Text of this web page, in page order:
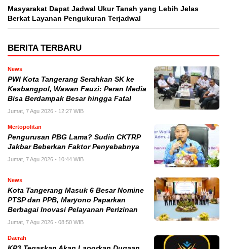
Masyarakat Dapat Jadwal Ukur Tanah yang Lebih Jelas
Berkat Layanan Pengukuran Terjadwal
BERITA TERBARU
News
PWI Kota Tangerang Serahkan SK ke
Kesbangpol, Wawan Fauzi: Peran Media
Bisa Berdampak Besar hingga Fatal
Jumat, 7 Agu 2026 - 12:27 WIB
Mertopolitan
Pengurusan PBG Lama? Sudin CKTRP
Jakbar Beberkan Faktor Penyebabnya
Jumat, 7 Agu 2026 - 10:44 WIB
News
Kota Tangerang Masuk 6 Besar Nomine
PTSP dan PPB, Maryono Paparkan
Berbagai Inovasi Pelayanan Perizinan
Jumat, 7 Agu 2026 - 08:50 WIB
Daerah